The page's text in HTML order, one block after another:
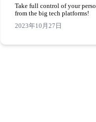
Take full control of your
from the big tech platforms!
2023年10月27日